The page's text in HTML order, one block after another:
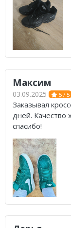
Максим
03.09.2025 5 / 5
Заказывал
дней.
спасибо!